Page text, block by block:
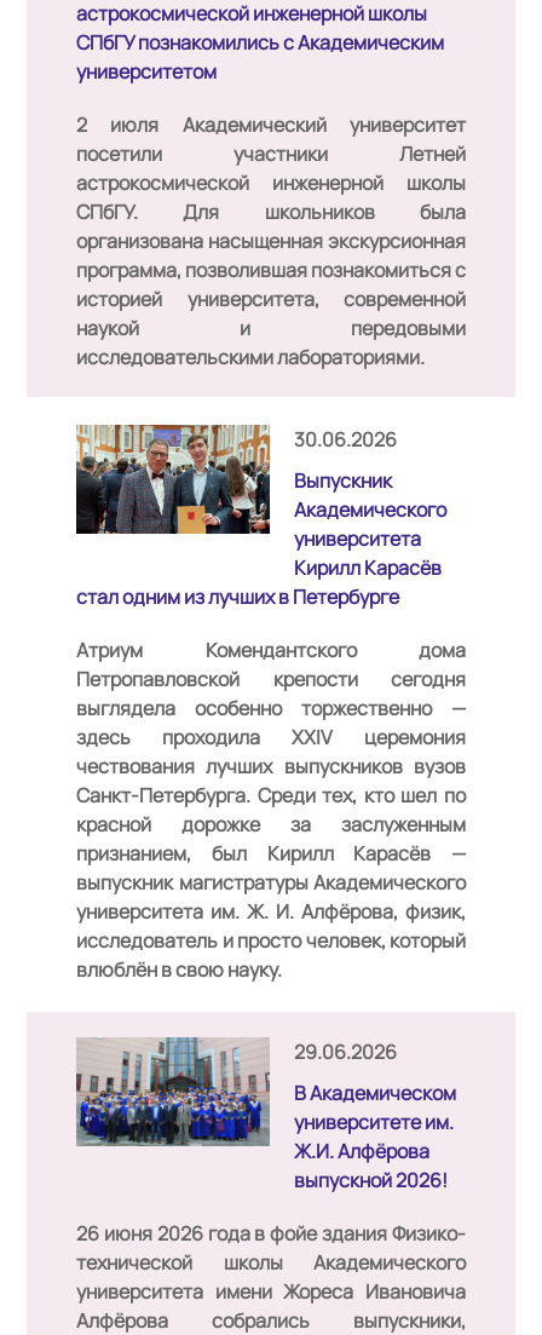
астрокосмической инженерной школы
СПбГУ познакомились с Академическим
университетом
2 июля Академический университет
посетили участники Летней
астрокосмической инженерной школы
СПбГУ. Для школьников была
организована насыщенная экскурсионная
программа, позволившая познакомиться с
историей университета, современной
наукой и передовыми
исследовательскими лабораториями.
30.06.2026
Выпускник
Академического
университета
Кирилл Карасёв
стал одним из лучших в Петербурге
Атриум Комендантского дома
Петропавловской крепости сегодня
выглядела особенно торжественно —
здесь проходила XXIV церемония
чествования лучших выпускников вузов
Санкт-Петербурга. Среди тех, кто шел по
красной дорожке за заслуженным
признанием, был Кирилл Карасёв —
выпускник магистратуры Академического
университета им. Ж. И. Алфёрова, физик,
исследователь и просто человек, который
влюблён в свою науку.
29.06.2026
В Академическом
университете им.
Ж.И. Алфёрова
выпускной 2026!
26 июня 2026 года в фойе здания Физико-
технической школы Академического
университета имени Жореса Ивановича
Алфёрова собрались выпускники,